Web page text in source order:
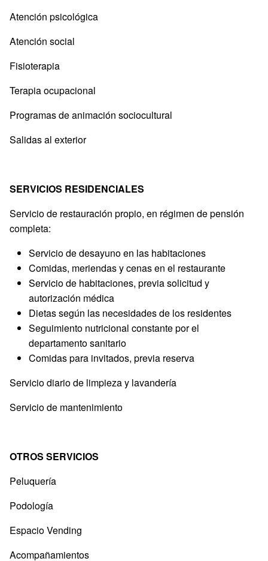
Atención psicológica
Atención social
Fisioterapia
Terapia ocupacional
Programas de animación sociocultural
Salidas al exterior
SERVICIOS RESIDENCIALES
Servicio de restauración propio, en régimen de pensión
completa:
Servicio de desayuno en las habitaciones
Comidas, meriendas y cenas en el restaurante
Servicio de habitaciones, previa solicitud y
autorización médica
Dietas según las necesidades de los residentes
Seguimiento nutricional constante por el
departamento sanitario
Comidas para invitados, previa reserva
Servicio diario de limpieza y lavandería
Servicio de mantenimiento
OTROS SERVICIOS
Peluquería
Podología
Espacio Vending
Acompañamientos